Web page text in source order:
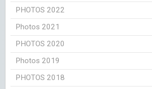
PHOTOS 2022
Photos 2021
PHOTOS 2020
Photos 2019
PHOTOS 2018